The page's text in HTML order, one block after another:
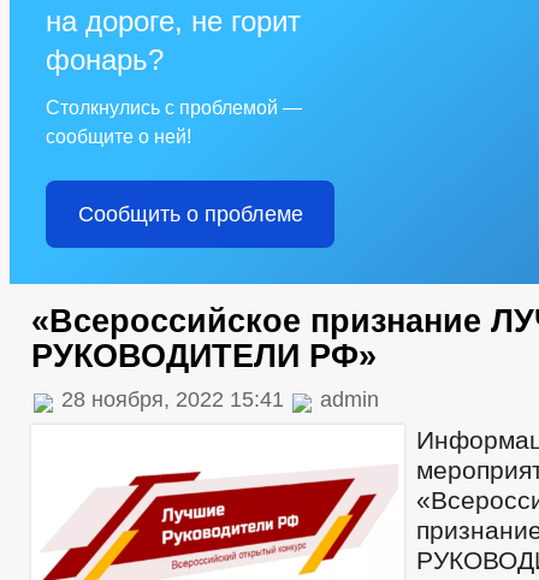
на дороге, не горит
фонарь?
Столкнулись с проблемой —
сообщите о ней!
Сообщить о проблеме
«Всероссийское признание
РУКОВОДИТЕЛИ РФ»
28 ноября, 2022 15:41 admin